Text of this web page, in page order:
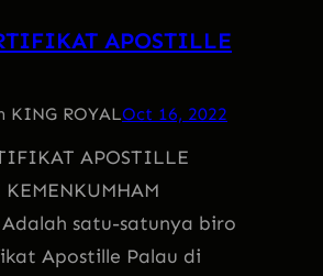
APOSTILLE
KING ROYALOct 16, 2022
APOSTILLE
satu-satunya biro
Apostille Palau di